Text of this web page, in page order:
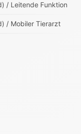
/ Leitende Funktion
/ Mobiler Tierarzt